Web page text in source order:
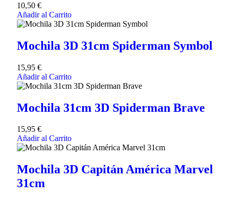
10,50 €
Añadir al Carrito
Mochila 3D 31cm Spiderman Symbol
15,95 €
Añadir al Carrito
Mochila 31cm 3D Spiderman Brave
15,95 €
Añadir al Carrito
Mochila 3D Capitán América Marvel
31cm